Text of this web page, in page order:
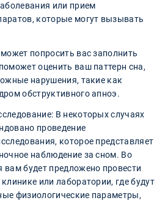
или прием
которые могут вызывать
попросить вас заполнить
оценить ваш паттерн сна,
нарушения, такие как
обструктивного апноэ.
В некоторых случаях
проведение
которое представляет
наблюдение за сном. Во
вам будет предложено провести
или лаборатории, где будут
физиологические параметры,